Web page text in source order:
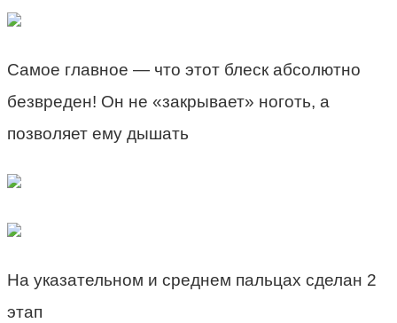
Самое главное — что этот блеск абсолютно
безвреден! Он не «закрывает» ноготь, а
позволяет ему дышать
На указательном и среднем пальцах сделан 2
этап